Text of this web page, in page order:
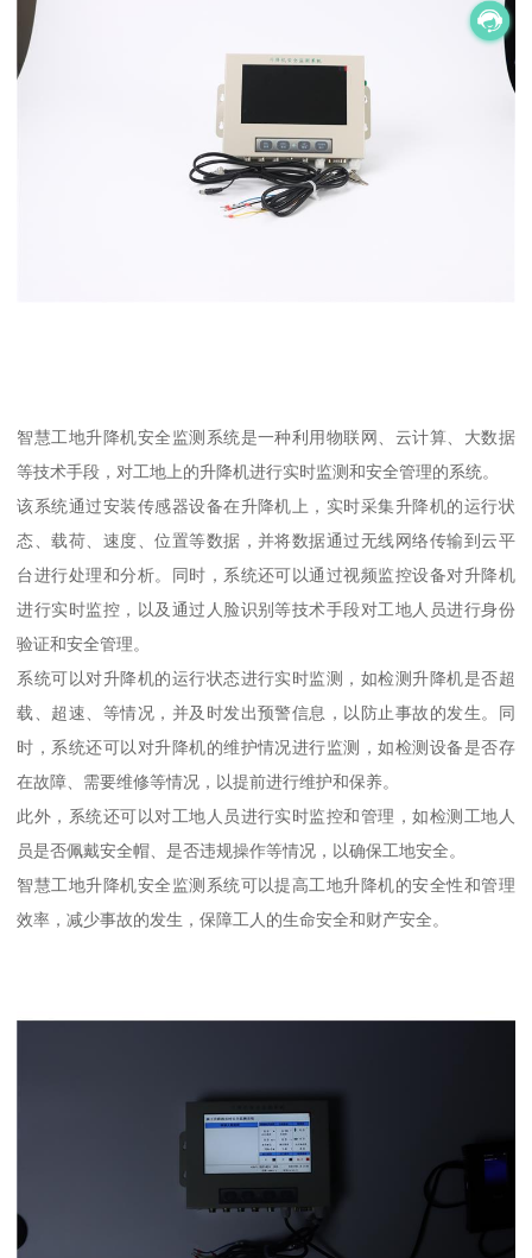
智慧工地升降机安全监测系统是一种利用物联网、云计算、大数据
等技术手段，对工地上的升降机进行实时监测和安全管理的系统。
该系统通过安装传感器设备在升降机上，实时采集升降机的运行状
态、载荷、速度、位置等数据，并将数据通过无线网络传输到云平
台进行处理和分析。同时，系统还可以通过视频监控设备对升降机
进行实时监控，以及通过人脸识别等技术手段对工地人员进行身份
验证和安全管理。
系统可以对升降机的运行状态进行实时监测，如检测升降机是否超
载、超速、等情况，并及时发出预警信息，以防止事故的发生。同
时，系统还可以对升降机的维护情况进行监测，如检测设备是否存
在故障、需要维修等情况，以提前进行维护和保养。
此外，系统还可以对工地人员进行实时监控和管理，如检测工地人
员是否佩戴安全帽、是否违规操作等情况，以确保工地安全。
智慧工地升降机安全监测系统可以提高工地升降机的安全性和管理
效率，减少事故的发生，保障工人的生命安全和财产安全。